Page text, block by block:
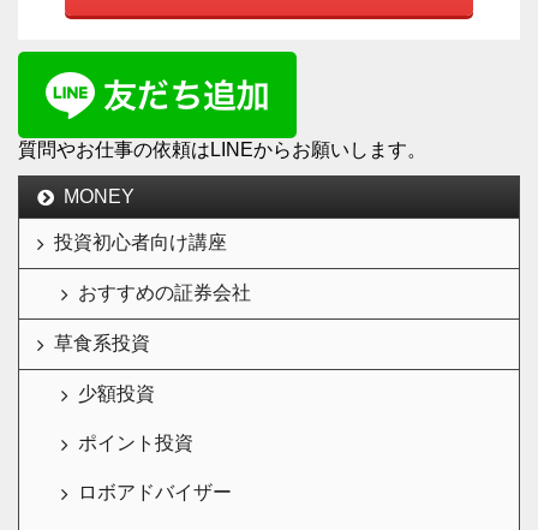
質問やお仕事の依頼はLINEからお願いします。
MONEY
投資初心者向け講座
おすすめの証券会社
草食系投資
少額投資
ポイント投資
ロボアドバイザー